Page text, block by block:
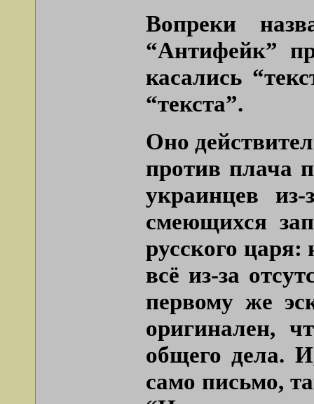
Вопреки
“Антифейк”
касались
“текста”.
Оно
против плача
украинцев
смеющихся
русского царя:
всё из-за
первому же
оригинален,
общего дела.
само письмо,